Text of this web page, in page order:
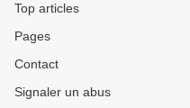
Top articles
Pages
Contact
Signaler un abus